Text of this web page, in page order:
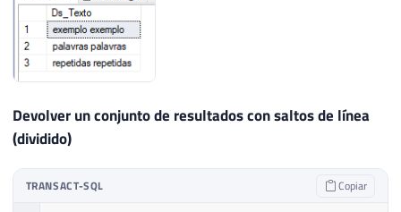
Devolver un conjunto de resultados con saltos de línea
(dividido)
TRANSACT-SQL Copiar